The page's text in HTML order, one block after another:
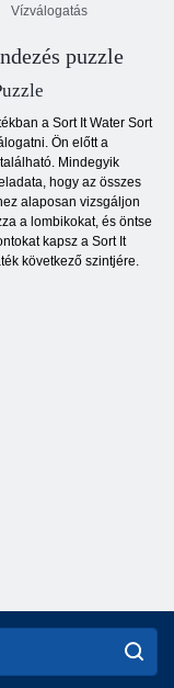
Vízválogatás
puzzle
a Sort It Water Sort
Ön előtt a
Mindegyik
hogy az összes
alaposan vizsgáljon
a lombikokat, és öntse
kapsz a Sort It
következő szintjére.